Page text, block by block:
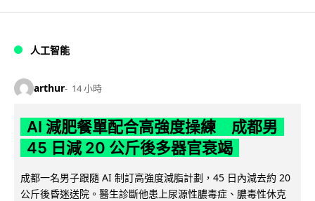
人工智能
arthur 14 小時
AI 減肥餐單配合高強度操練 成都男
45 日減 20 公斤後多器官衰竭
成都一名男子跟隨 AI 制訂高強度減脂計劃，45 日內減去約 20
公斤後昏迷送院。醫生診斷他患上尿源性膿毒症、膿毒性休克